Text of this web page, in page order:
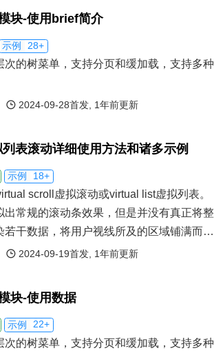
块-使用brief简介
示例 28+
次的树菜单，支持分页和缓加载，支持多种
2024-09-28首发, 1年前更新
表滚动详细使用方法和诸多示例
示例 18+
scroll虚拟滚动或virtual list虚拟列表。
出常规的滚动条效果，但是并没有真正将整
若干数据，将用户视线所及的区域铺满而
或更多数据。虚拟列表、懒加载列表和分
2024-09-19首发, 1年前更新
块-使用数据
示例 22+
次的树菜单，支持分页和缓加载，支持多种